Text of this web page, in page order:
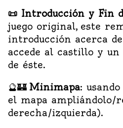
📜 Introducción y Fin
juego original, este
introducción acerca
accede al castillo y
de éste.
🔮🏰 Minimapa:
el mapa ampliándolo/
derecha/izquierda).